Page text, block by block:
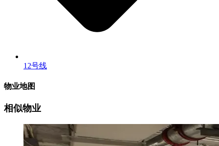
12号线
物业地图
相似物业